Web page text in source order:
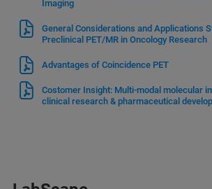
Imaging
General Considerations and Applications
Preclinical PET/MR in Oncology Research
Advantages of Coincidence PET
Costomer Insight: Multi-modal molecular
clinical research & pharmaceutical